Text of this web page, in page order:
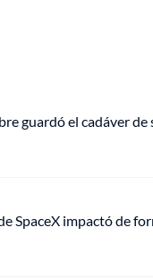
guardó el cadáver
SpaceX impactó de